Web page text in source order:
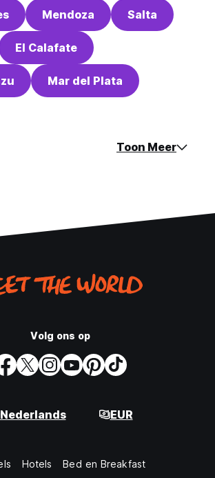
Mendoza Salta
El Calafate
Mar del Plata
Toon Meer
Volg ons op
Nederlands EUR
Hotels Bed en Breakfast